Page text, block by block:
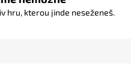
hru, kterou jinde neseženeš.